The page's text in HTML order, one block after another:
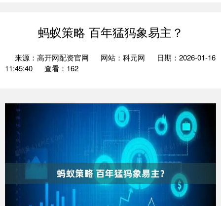
蚂蚁策略 百年猛犸象易主？
来源：高开网配资官网 网站：科元网
日期：2026-01-16
11:45:40
查看：162